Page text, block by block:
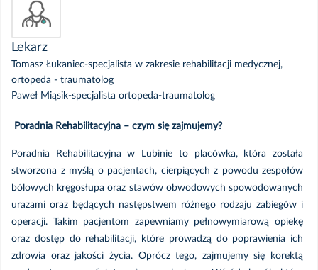
Poradnia Ginekologiczno-Położnicza
Poradnia Leczenia Bólu
Poradnia Medycyny Paliatywnej
Poradnia Medycyny Sportowej
Poradnia Neonatologiczna
Poradnia Okulistyczna
Lekarz
Tomasz Łukaniec-specjalista w zakresie rehabilitacji medycznej,
ortopeda - traumatolog
Paweł Miąsik-specjalista ortopeda-traumatolog
Poradnia Rehabilitacyjna – czym się zajmujemy?
Poradnia Rehabilitacyjna w Lubinie to placówka, która została
stworzona z myślą o pacjentach, cierpiących z powodu zespołów
bólowych kręgosłupa oraz stawów obwodowych spowodowanych
urazami oraz będących następstwem różnego rodzaju zabiegów i
operacji. Takim pacjentom zapewniamy pełnowymiarową opiekę
oraz dostęp do rehabilitacji, które prowadzą do poprawienia ich
zdrowia oraz jakości życia. Oprócz tego, zajmujemy się korektą